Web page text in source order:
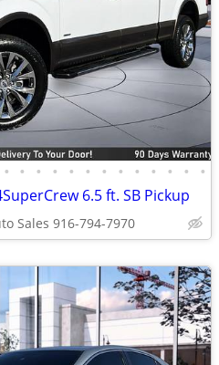
• • • • • • • • • • • • •
6.5 ft. SB Pickup
Sales 916-794-7970